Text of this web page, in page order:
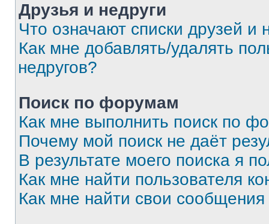
Друзья и недруги
Что означают списки друзей и
Как мне добавлять/удалять
недругов?
Поиск по форумам
Как мне выполнить поиск по
Почему мой поиск не даёт
В результате моего поиска я
Как мне найти пользователя
Как мне найти свои